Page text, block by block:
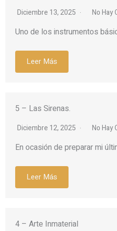
Diciembre 13, 2025 No Hay
Uno de los instrumentos
Leer Más
5 – Las Sirenas.
Diciembre 12, 2025 No Hay
En ocasión de preparar mi
Leer Más
4 – Arte Inmaterial